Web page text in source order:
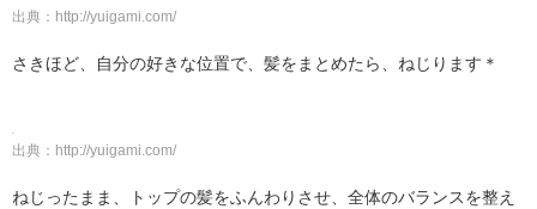
出典： http://yuigami.com/
さきほど、自分の好きな位置で、髪をまとめたら、ねじります＊
出典： http://yuigami.com/
ねじったまま、トップの髪をふんわりさせ、全体のバランスを整え